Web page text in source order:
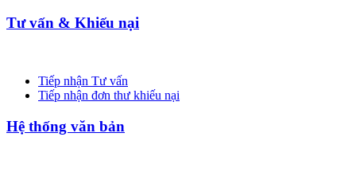
Tư vấn & Khiếu nại
Tiếp nhận Tư vấn
Tiếp nhận đơn thư khiếu nại
Hệ thống văn bản